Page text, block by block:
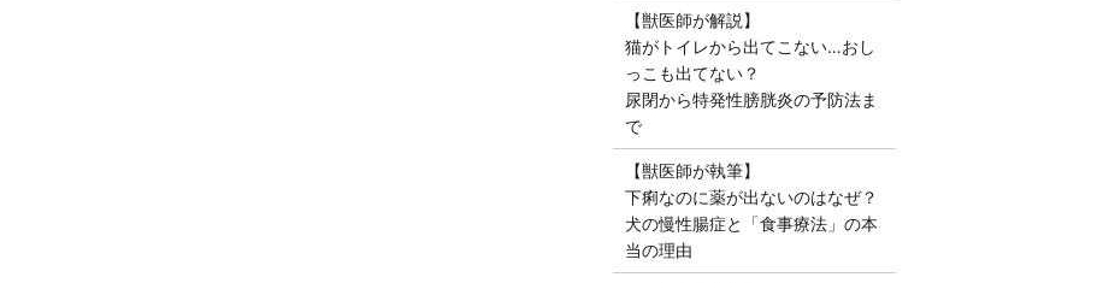
【獣医師が解説】
猫がトイレから出てこない…おし
っこも出てない？
尿閉から特発性膀胱炎の予防法ま
で
【獣医師が執筆】
下痢なのに薬が出ないのはなぜ？
犬の慢性腸症と「食事療法」の本
当の理由